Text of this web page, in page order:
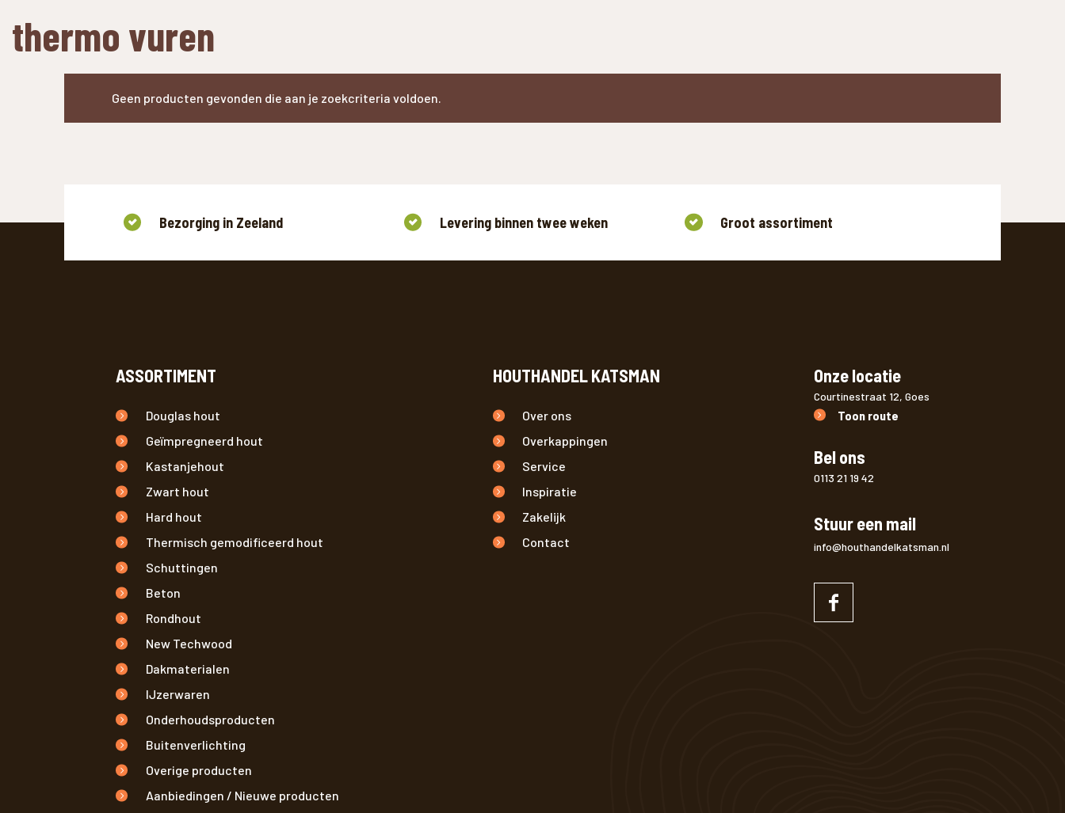
thermo vuren
Geen producten gevonden die aan je zoekcriteria voldoen.
Bezorging in Zeeland Levering binnen twee weken Groot assortiment
ASSORTIMENT
Douglas hout
Geïmpregneerd hout
Kastanjehout
Zwart hout
Hard hout
Thermisch gemodificeerd hout
Schuttingen
Beton
Rondhout
New Techwood
Dakmaterialen
IJzerwaren
Onderhoudsproducten
Buitenverlichting
Overige producten
Aanbiedingen / Nieuwe producten
HOUTHANDEL KATSMAN
Over ons
Overkappingen
Service
Inspiratie
Zakelijk
Contact
Onze locatie
Courtinestraat 12, Goes
Toon route
Bel ons
0113 21 19 42
Stuur een mail
info@houthandelkatsman.nl